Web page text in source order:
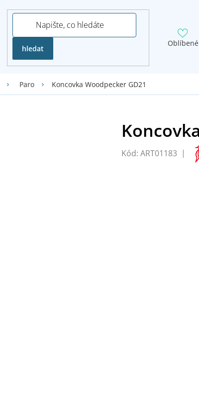
hledat
Oblíbené
Paro Koncovka Woodpecker GD21
Kód: ART01183